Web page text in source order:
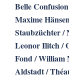
Belle
Maxime
Staubzüchter /
Leonor Ilitch /
Fond /William
Aldstadt /